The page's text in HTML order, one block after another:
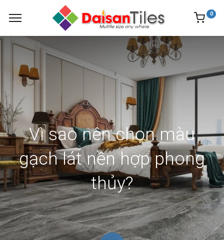
0
Vì sao nên chọn màu
gạch lát nền hợp phong
thủy?